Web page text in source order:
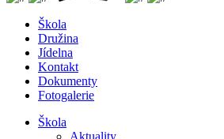
Škola
Družina
Jídelna
Kontakt
Dokumenty
Fotogalerie
Škola
Aktuality